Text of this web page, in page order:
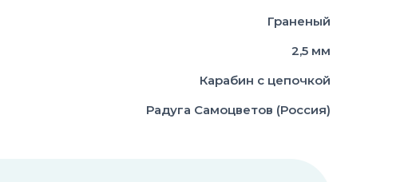
Граненый
2,5 мм
Карабин с цепочкой
Радуга Самоцветов (Россия)